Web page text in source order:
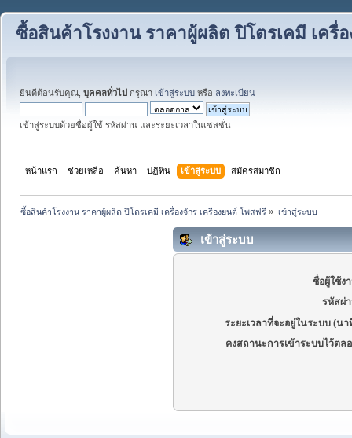
ซื้อสินค้าโรงงาน ราคาผู้ผลิต ปิโตรเคมี เครื่
ยินดีต้อนรับคุณ, บุคคลทั่วไป กรุณา เข้าสู่ระบบ หรือ ลงทะเบียน
เข้าสู่ระบบด้วยชื่อผู้ใช้ รหัสผ่าน และระยะเวลาในเซสชั่น
หน้าแรก ช่วยเหลือ ค้นหา ปฏิทิน เข้าสู่ระบบ สมัครสมาชิก
ซื้อสินค้าโรงงาน ราคาผู้ผลิต ปิโตรเคมี เครื่องจักร เครื่องยนต์ โพสฟรี » เข้าสู่ระบบ
เข้าสู่ระบบ
ชื่อผู้ใช้ง
รหัสผ่
ระยะเวลาที่จะอยู่ในระบบ (นา
คงสถานะการเข้าระบบไว้ตล